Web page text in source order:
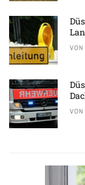
VON
VON